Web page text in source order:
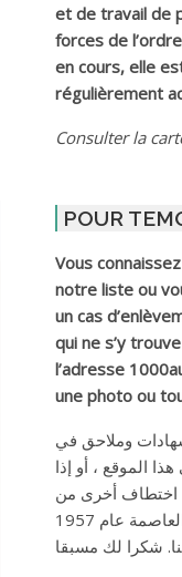
et de travail de
forces de
en cours, elle
régulièrement
Consulter la
POUR
Vous
notre liste ou
un cas
qui ne s’y
l’adresse
une photo ou
وملاحق في
الموقع ، أو إذا
اختطاف أخرى من
قبل الجيش الفرنسي في الجزائر العاصمة عام 1957